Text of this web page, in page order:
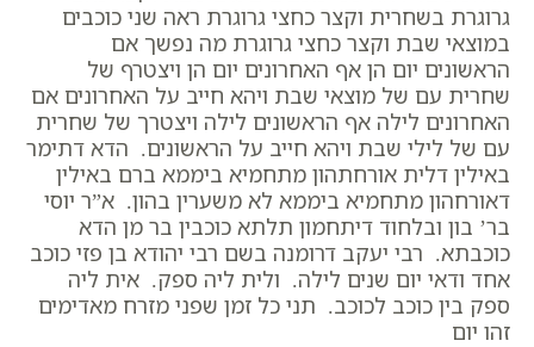
גרוגרת בשחרית וקצר כחצי גרוגרת ראה שני כוכבים
במוצאי שבת וקצר כחצי גרוגרת מה נפשך אם
הראשונים יום הן אף האחרונים יום הן ויצטרף של
שחרית עם של מוצאי שבת ויהא חייב על האחרונים אם
האחרונים לילה אף הראשונים לילה ויצטרך של שחרית
עם של לילי שבת ויהא חייב על הראשונים. הדא דתימר
באילין דלית אורחתהון מתחמיא ביממא ברם באילין
דאורחהון מתחמיא ביממא לא משערין בהון. א”ר יוסי
בר’ בון ובלחוד דיתחמון תלתא כוכבין בר מן הדא
כוכבתא. רבי יעקב דרומנה בשם רבי יהודא בן פזי כוכב
אחד ודאי יום שנים לילה. ולית ליה ספק. אית ליה
ספק בין כוכב לכוכב. תני כל זמן שפני מזרח מאדימים
זהו יום